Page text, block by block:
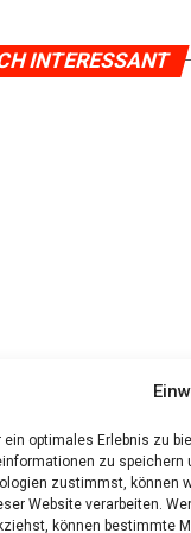
ein optimales Erlebnis zu
zu speichern
zustimmst, können
Website verarbeiten.
können bestimmte
INTERESSANT